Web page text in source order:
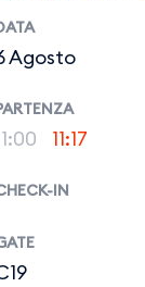
Agosto
11:17
IN